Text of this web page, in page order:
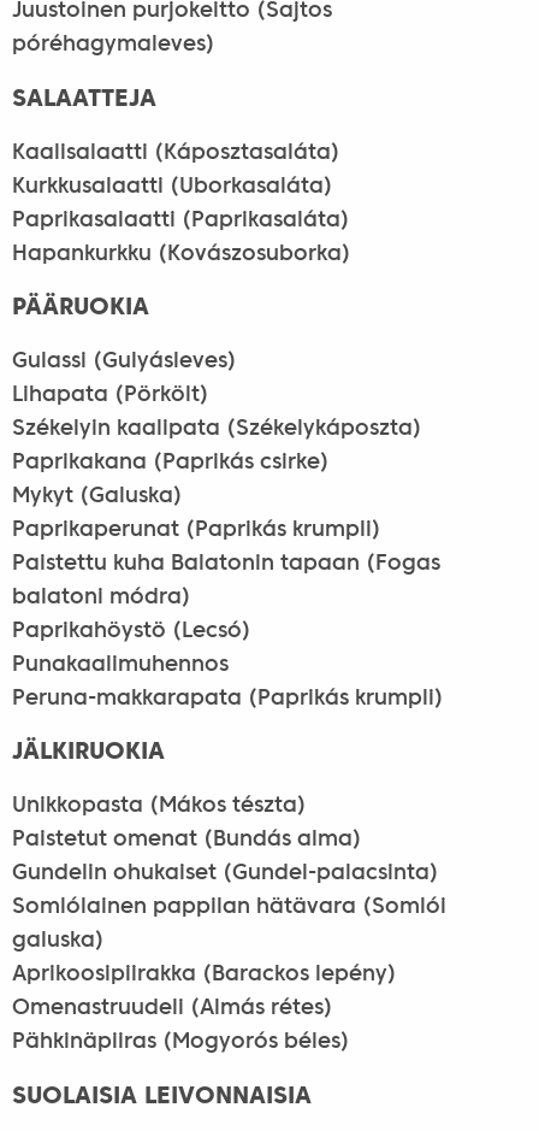
Juustoinen purjokeitto (Sajtos
póréhagymaleves)
SALAATTEJA
Kaalisalaatti (Káposztasaláta)
Kurkkusalaatti (Uborkasaláta)
Paprikasalaatti (Paprikasaláta)
Hapankurkku (Kovászosuborka)
PÄÄRUOKIA
Gulassi (Gulyásleves)
Lihapata (Pörkölt)
Székelyin kaalipata (Székelykáposzta)
Paprikakana (Paprikás csirke)
Mykyt (Galuska)
Paprikaperunat (Paprikás krumpli)
Paistettu kuha Balatonin tapaan (Fogas
balatoni módra)
Paprikahöystö (Lecsó)
Punakaalimuhennos
Peruna-makkarapata (Paprikás krumpli)
JÄLKIRUOKIA
Unikkopasta (Mákos tészta)
Paistetut omenat (Bundás alma)
Gundelin ohukaiset (Gundel-palacsinta)
Somlólainen pappilan hätävara (Somlói
galuska)
Aprikoosipiirakka (Barackos lepény)
Omenastruudeli (Almás rétes)
Pähkinäpiiras (Mogyorós béles)
SUOLAISIA LEIVONNAISIA